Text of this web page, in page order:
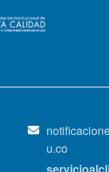
u.co